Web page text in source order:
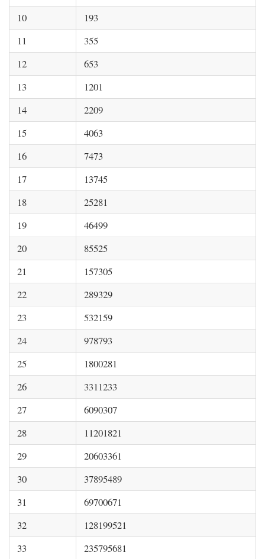
10
193
11
355
12
653
13
1201
14
2209
15
4063
16
7473
17
13745
18
25281
19
46499
20
85525
21
157305
22
289329
23
532159
24
978793
25
1800281
26
3311233
27
6090307
28
11201821
29
20603361
30
37895489
31
69700671
32
128199521
33
235795681